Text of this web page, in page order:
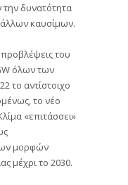
δυνατότητα
άλλων καυσίμων.
του
όλων των
το αντίστοιχο
το νέο
«επιτάσσει»
μορφών
μέχρι το 2030.